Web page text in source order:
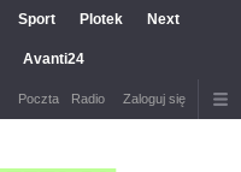
Sport Plotek Next
Avanti24
Poczta Radio Zaloguj się